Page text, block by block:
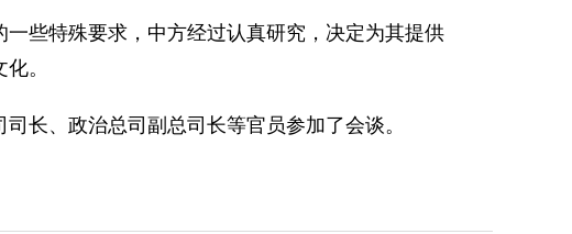
些特殊要求，中方经过认真研究，决定为其提供
。
、政治总司副总司长等官员参加了会谈。